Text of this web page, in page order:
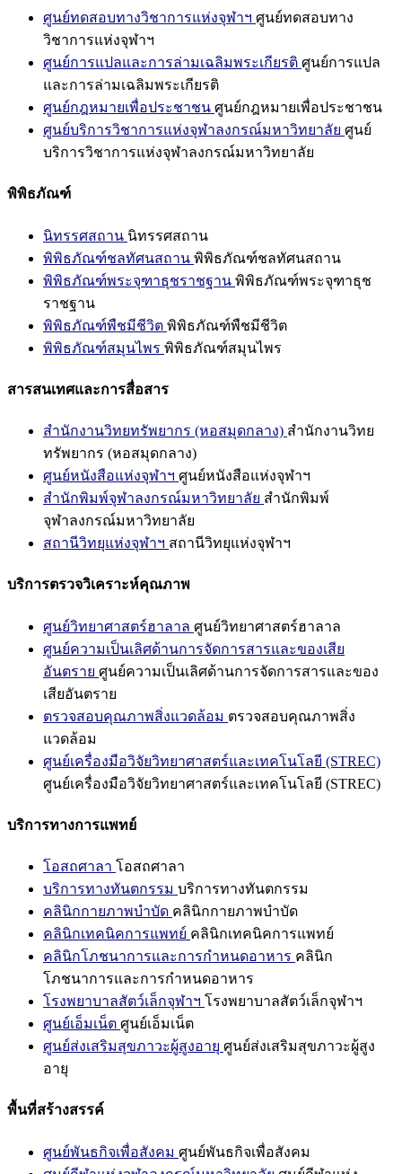
ศูนย์ทดสอบทางวิชาการแห่งจุฬาฯ ศูนย์ทดสอบทาง
วิชาการแห่งจุฬาฯ
ศูนย์การแปลและการล่ามเฉลิมพระเกียรติ ศูนย์การแปล
และการล่ามเฉลิมพระเกียรติ
ศูนย์กฎหมายเพื่อประชาชน ศูนย์กฎหมายเพื่อประชาชน
ศูนย์บริการวิชาการแห่งจุฬาลงกรณ์มหาวิทยาลัย ศูนย์
บริการวิชาการแห่งจุฬาลงกรณ์มหาวิทยาลัย
พิพิธภัณฑ์
นิทรรศสถาน นิทรรศสถาน
พิพิธภัณฑ์ชลทัศนสถาน พิพิธภัณฑ์ชลทัศนสถาน
พิพิธภัณฑ์พระจุฑาธุชราชฐาน พิพิธภัณฑ์พระจุฑาธุช
ราชฐาน
พิพิธภัณฑ์พืชมีชีวิต พิพิธภัณฑ์พืชมีชีวิต
พิพิธภัณฑ์สมุนไพร พิพิธภัณฑ์สมุนไพร
สารสนเทศและการสื่อสาร
สำนักงานวิทยทรัพยากร (หอสมุดกลาง) สำนักงานวิทย
ทรัพยากร (หอสมุดกลาง)
ศูนย์หนังสือแห่งจุฬาฯ ศูนย์หนังสือแห่งจุฬาฯ
สำนักพิมพ์จุฬาลงกรณ์มหาวิทยาลัย สำนักพิมพ์
จุฬาลงกรณ์มหาวิทยาลัย
สถานีวิทยุแห่งจุฬาฯ สถานีวิทยุแห่งจุฬาฯ
บริการตรวจวิเคราะห์คุณภาพ
ศูนย์วิทยาศาสตร์ฮาลาล ศูนย์วิทยาศาสตร์ฮาลาล
ศูนย์ความเป็นเลิศด้านการจัดการสารและของเสีย
อันตราย ศูนย์ความเป็นเลิศด้านการจัดการสารและของ
เสียอันตราย
ตรวจสอบคุณภาพสิ่งแวดล้อม ตรวจสอบคุณภาพสิ่ง
แวดล้อม
ศูนย์เครื่องมือวิจัยวิทยาศาสตร์และเทคโนโลยี (STREC)
ศูนย์เครื่องมือวิจัยวิทยาศาสตร์และเทคโนโลยี (STREC)
บริการทางการแพทย์
โอสถศาลา โอสถศาลา
บริการทางทันตกรรม บริการทางทันตกรรม
คลินิกกายภาพบำบัด คลินิกกายภาพบำบัด
คลินิกเทคนิคการแพทย์ คลินิกเทคนิคการแพทย์
คลินิกโภชนาการและการกำหนดอาหาร คลินิก
โภชนาการและการกำหนดอาหาร
โรงพยาบาลสัตว์เล็กจุฬาฯ โรงพยาบาลสัตว์เล็กจุฬาฯ
ศูนย์เอ็มเน็ต ศูนย์เอ็มเน็ต
ศูนย์ส่งเสริมสุขภาวะผู้สูงอายุ ศูนย์ส่งเสริมสุขภาวะผู้สูง
อายุ
พื้นที่สร้างสรรค์
ศูนย์พันธกิจเพื่อสังคม ศูนย์พันธกิจเพื่อสังคม